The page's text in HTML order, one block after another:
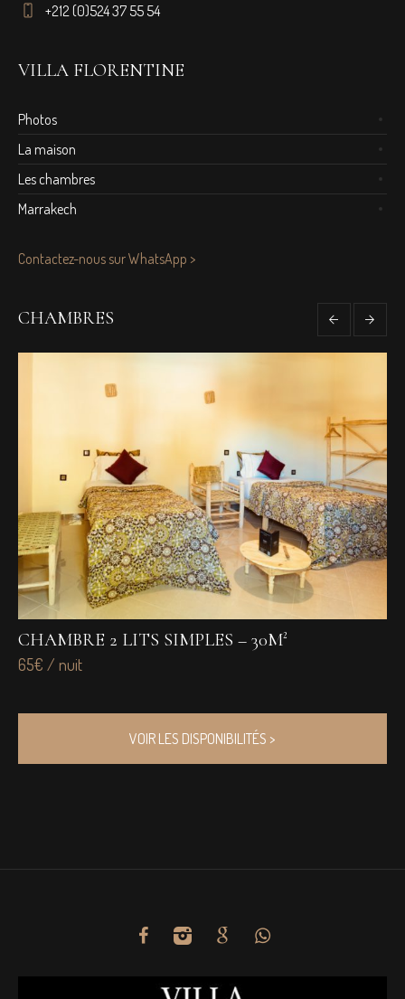
+212 (0)524 37 55 54
VILLA FLORENTINE
Photos
La maison
Les chambres
Marrakech
Contactez-nous sur WhatsApp >
CHAMBRES
CHAMBRE 2 LITS SIMPLES – 30M²
65€ / nuit
VOIR LES DISPONIBILITÉS >